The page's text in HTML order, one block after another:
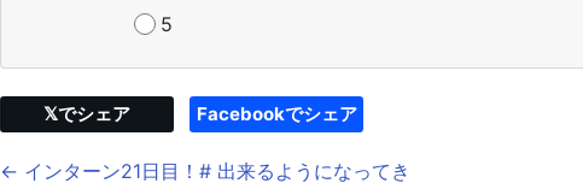
5
𝕏でシェア Facebookでシェア
← インターン21日目！# 出来るようになってき